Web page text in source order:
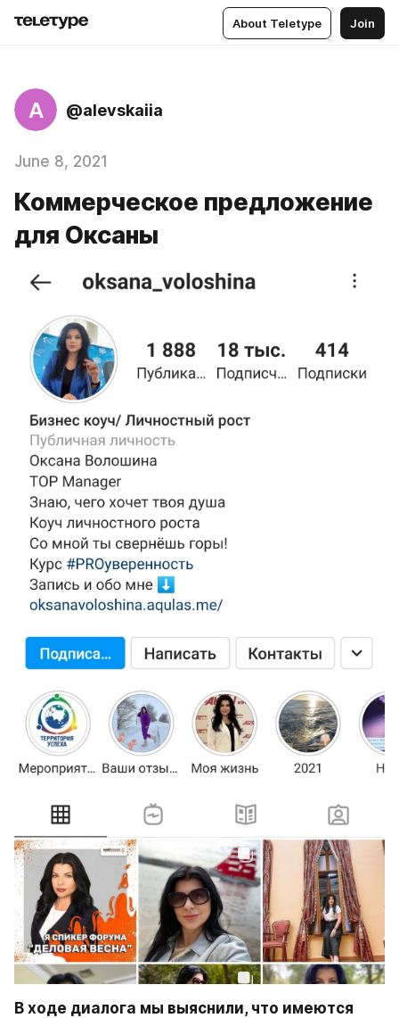
About Teletype Join
A @alevskaiia
June 8, 2021
Коммерческое предложение
для Оксаны
В ходе диалога мы выяснили, что имеются